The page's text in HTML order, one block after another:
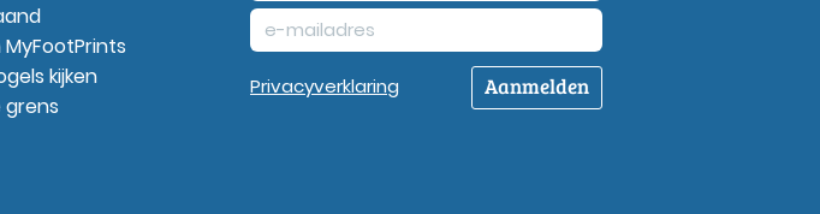
kijken
Privacyverklaring Aanmelden